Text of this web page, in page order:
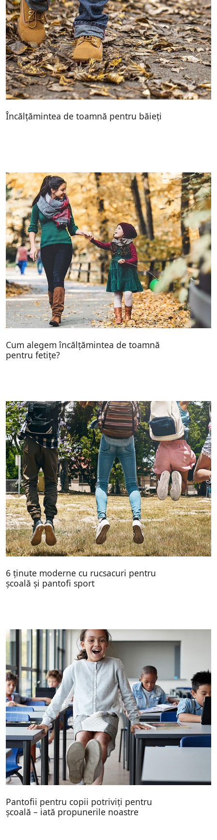
Încălțămintea de toamnă pentru băieți
Cum alegem încălțămintea de toamnă
pentru fetițe?
6 ținute moderne cu rucsacuri pentru
școală și pantofi sport
Pantofii pentru copii potriviți pentru
școală – iată propunerile noastre